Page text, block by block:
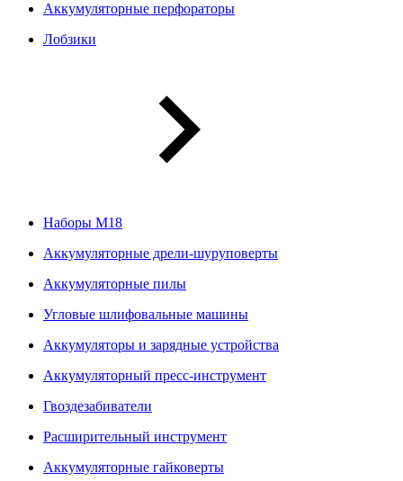
Аккумуляторные перфораторы
Лобзики
Наборы М18
Аккумуляторные дрели-шуруповерты
Аккумуляторные пилы
Угловые шлифовальные машины
Аккумуляторы и зарядные устройства
Аккумуляторный пресс-инструмент
Гвоздезабиватели
Расширительный инструмент
Аккумуляторные гайковерты